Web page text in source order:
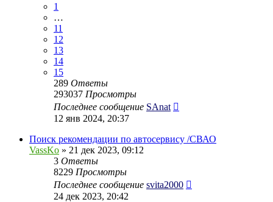
1
…
11
12
13
14
15
289 Ответы
293037 Просмотры
Последнее сообщение SAnat
12 янв 2024, 20:37
Поиск рекомендации по автосервису /СВАО
VassKo » 21 дек 2023, 09:12
3 Ответы
8229 Просмотры
Последнее сообщение svita2000
24 дек 2023, 20:42